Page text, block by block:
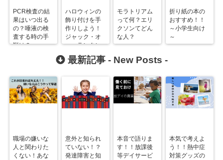
PCR検査の結
果はいつ出る
の？唾液の検
査する時の手
順は？
ハロウィンの
飾り付けを手
作りしよう！
ジャック・オ
ー・ランタン
とコウモリ！
モラトリアム
って何？エリ
クソンてどん
な人？
折り紙の本の
おすすめ！！
～小学生向け
～
最新記事 - New Posts -
職場の嫌いな
人と関わりた
くない！あな
意外と知られ
ていない！？
発達障害と知
本音で語りま
す！！放課後
等デイサービ
本気で考えよ
う！！熱中症
対策グッズの